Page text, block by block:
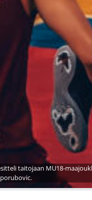
taitojaan MU18-